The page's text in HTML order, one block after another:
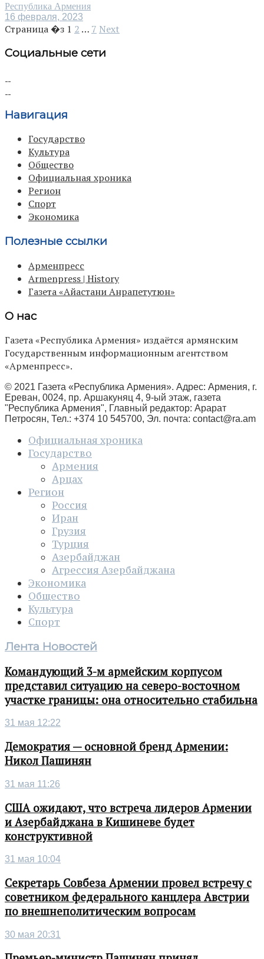
Республика Армения
16 февраля, 2023
Страница �з 1 2 … 7 Next
Социальные сети
Навигация
Государство
Культура
Общество
Официальная хроника
Регион
Спорт
Экономика
Полезные ссылки
Арменпресс
Armenpress | History
Газета «Айастани Анрапетутюн»
О нас
Газета «Республика Армения» издаётся армянским
Государственным информационным агентством
«Арменпресс».
© 2021 Газета «Республика Армения». Адрес: Армения, г.
Ереван, 0024, пр. Аршакуняц 4, 9-ый этаж, газета
"Республика Армения", Главный редактор: Арарат
Петросян, Тел.: +374 10 545700, Эл. почта: contact@ra.am
Официальная хроника
Государство
Армения
Арцах
Регион
Россия
Иран
Грузия
Турция
Азербайджан
Агрессия Азербайджана
Экономика
Общество
Культура
Спорт
Лента Новостей
Командующий 3-м армейским корпусом
представил ситуацию на северо-восточном
участке границы: она относительно стабильна
31 мая 12:22
Демократия — основной бренд Армении:
Никол Пашинян
31 мая 11:26
США ожидают, что встреча лидеров Армении
и Азербайджана в Кишиневе будет
конструктивной
31 мая 10:04
Секретарь Совбеза Армении провел встречу с
советником федерального канцлера Австрии
по внешнеполитическим вопросам
30 мая 20:31